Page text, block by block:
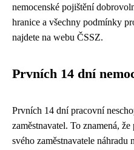
nemocenské pojištění
hranice a všechny podmínky
najdete na webu ČSSZ.
Prvních 14 dní
Prvních 14 dní pracovní
zaměstnavatel. To znamená,
svého zaměstnavatele